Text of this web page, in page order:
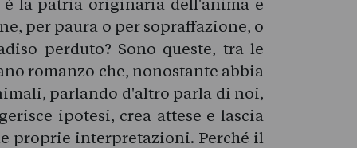
la patria originaria dell'anima e
per paura o per sopraffazione, o
perduto? Sono queste, tra le
romanzo che, nonostante abbia
parlando d'altro parla di noi,
ipotesi, crea attese e lascia
proprie interpretazioni. Perché il